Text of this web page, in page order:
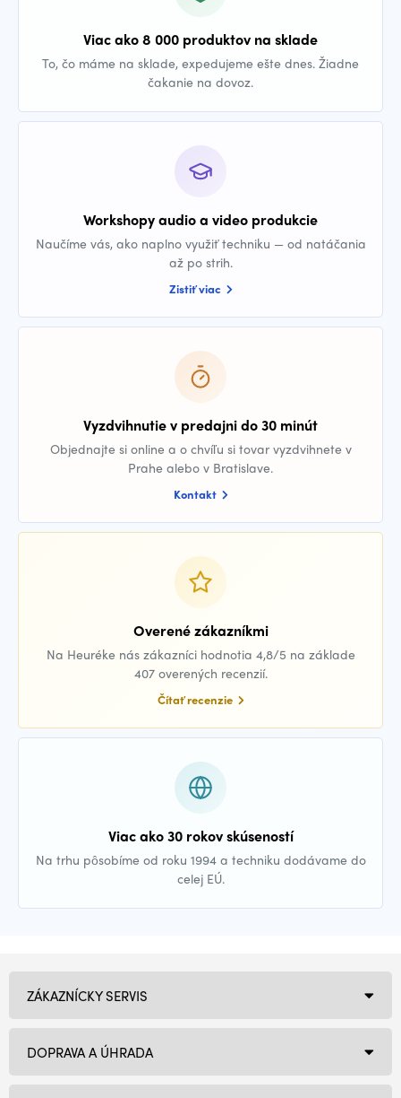
Viac ako 8 000 produktov na sklade
To, čo máme na sklade, expedujeme ešte dnes. Žiadne
čakanie na dovoz.
Workshopy audio a video produkcie
Naučíme vás, ako naplno využiť techniku — od natáčania
až po strih.
Zistiť viac
Vyzdvihnutie v predajni do 30 minút
Objednajte si online a o chvíľu si tovar vyzdvihnete v
Prahe alebo v Bratislave.
Kontakt
Overené zákazníkmi
Na Heuréke nás zákazníci hodnotia 4,8/5 na základe
407 overených recenzií.
Čítať recenzie
Viac ako 30 rokov skúseností
Na trhu pôsobíme od roku 1994 a techniku dodávame do
celej EÚ.
ZÁKAZNÍCKY SERVIS
DOPRAVA A ÚHRADA